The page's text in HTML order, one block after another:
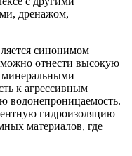
дренажом,
синонимом
отнести высокую
минеральными
к агрессивным
водонепроницаемость.
гидроизоляцию
материалов, где